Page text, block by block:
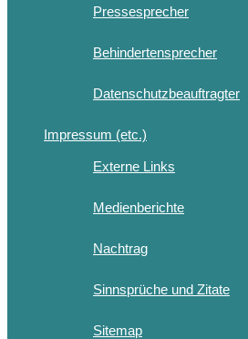
Pressesprecher
Behindertensprecher
Datenschutzbeauftragter
Impressum (etc.)
Externe Links
Medienberichte
Nachtrag
Sinnsprüche und Zitate
Sitemap